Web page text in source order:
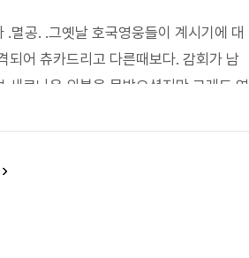
멸공. .그옛날 호국영웅들이 계시기에 대
되어 츄카드리고 다른때보다. 감회가 남
새로나온 의복을 못받으셨지만 그래도 영
웅들님 감사드리고 감사드립니다 .